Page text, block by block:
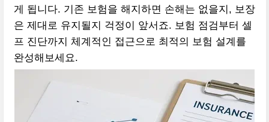
게 됩니다. 기존 보험을 해지하면 손해는 없을지, 보장
은 제대로 유지될지 걱정이 앞서죠. 보험 점검부터 셀
프 진단까지 체계적인 접근으로 최적의 보험 설계를
완성해보세요.